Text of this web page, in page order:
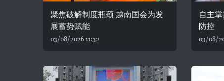
聚焦破解制度瓶颈 越南国会为发
展蓄势赋能
03/08/2026 11:32
自主
防控
03/08/